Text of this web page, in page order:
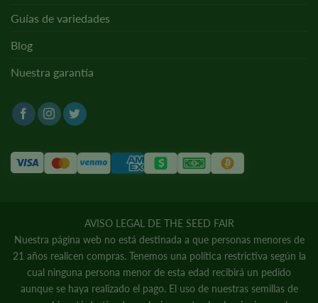
Guías de variedades
Blog
Nuestra garantía
AVISO LEGAL DE THE SEED FAIR
Nuestra página web no está destinada a que personas menores de
21 años realicen compras. Tenemos una política restrictiva según la
cual ninguna persona menor de esta edad recibirá un pedido
aunque se haya realizado el pago. El uso de nuestras semillas de